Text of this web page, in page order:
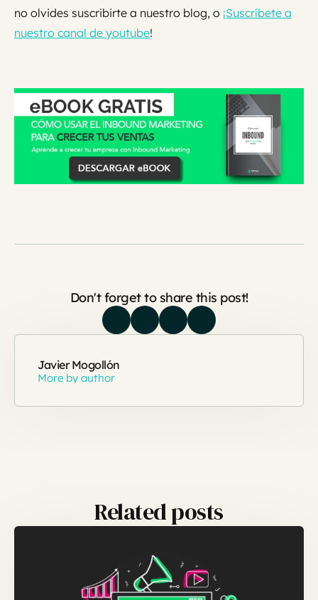
no olvides suscribirte a nuestro blog, o ¡Suscríbete a
nuestro canal de youtube!
Don't forget to share this post!
Javier Mogollón
More by author
Related posts